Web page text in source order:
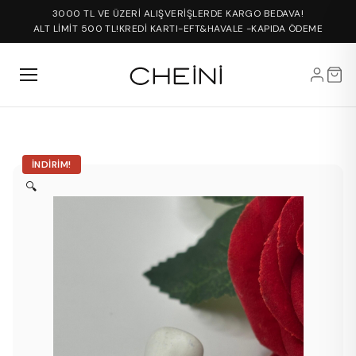
3000 TL VE ÜZERİ ALIŞVERİŞLERDE KARGO BEDAVA!
ALT LİMİT 500 TL!KREDİ KARTI-EFT&HAVALE -KAPIDA ÖDEME
İNDIRIM!
🔍